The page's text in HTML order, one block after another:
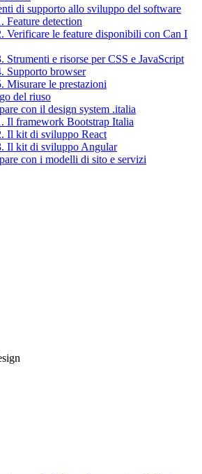
di supporto allo sviluppo del software
Feature detection
Verificare le feature disponibili con Can I
Strumenti e risorse per CSS e JavaScript
Supporto browser
Misurare le prestazioni
del riuso
con il design system .italia
Il framework Bootstrap Italia
Il kit di sviluppo React
Il kit di sviluppo Angular
con i modelli di sito e servizi